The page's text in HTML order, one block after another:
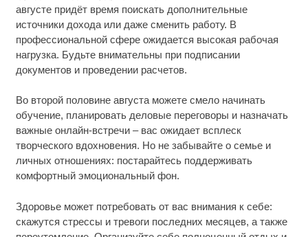
августе придёт время поискать дополнительные
источники дохода или даже сменить работу. В
профессиональной сфере ожидается высокая рабочая
нагрузка. Будьте внимательны при подписании
документов и проведении расчетов.
Во второй половине августа можете смело начинать
обучение, планировать деловые переговоры и назначать
важные онлайн-встречи – вас ожидает всплеск
творческого вдохновения. Но не забывайте о семье и
личных отношениях: постарайтесь поддерживать
комфортный эмоциональный фон.
Здоровье может потребовать от вас внимания к себе:
скажутся стрессы и тревоги последних месяцев, а также